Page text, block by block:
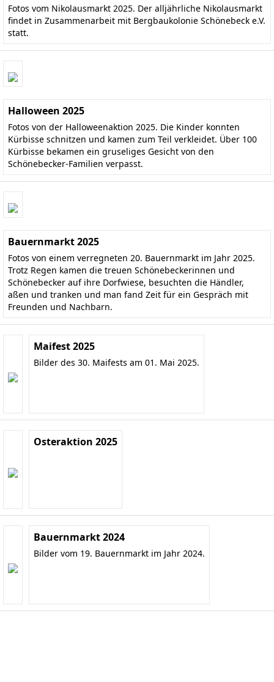
Fotos vom Nikolausmarkt 2025. Der alljährliche Nikolausmarkt
findet in Zusammenarbeit mit Bergbaukolonie Schönebeck e.V.
statt.
Halloween 2025
Fotos von der Halloweenaktion 2025. Die Kinder konnten
Kürbisse schnitzen und kamen zum Teil verkleidet. Über 100
Kürbisse bekamen ein gruseliges Gesicht von den
Schönebecker-Familien verpasst.
Bauernmarkt 2025
Fotos von einem verregneten 20. Bauernmarkt im Jahr 2025.
Trotz Regen kamen die treuen Schönebeckerinnen und
Schönebecker auf ihre Dorfwiese, besuchten die Händler,
aßen und tranken und man fand Zeit für ein Gespräch mit
Freunden und Nachbarn.
Maifest 2025
Bilder des 30. Maifests am 01. Mai 2025.
Osteraktion 2025
Bauernmarkt 2024
Bilder vom 19. Bauernmarkt im Jahr 2024.